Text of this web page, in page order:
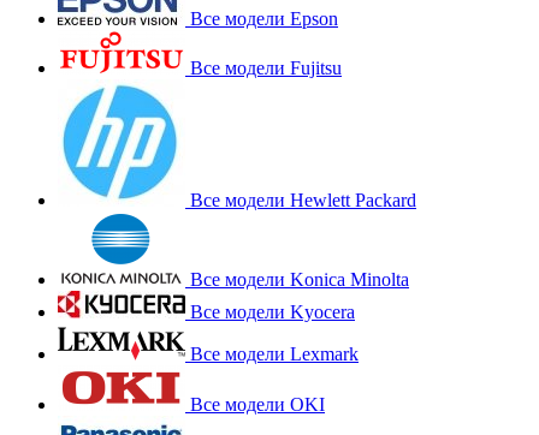
Все модели Epson
Все модели Fujitsu
Все модели Hewlett Packard
Все модели Konica Minolta
Все модели Kyocera
Все модели Lexmark
Все модели OKI